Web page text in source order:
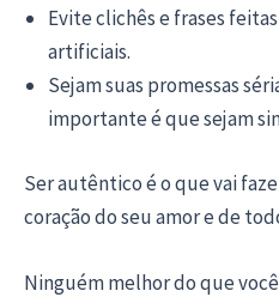
Evite clichês e frases
artificiais.
Sejam suas promessas
importante é que sejam
Ser autêntico é o que vai
coração do seu amor e de
Ninguém melhor do que